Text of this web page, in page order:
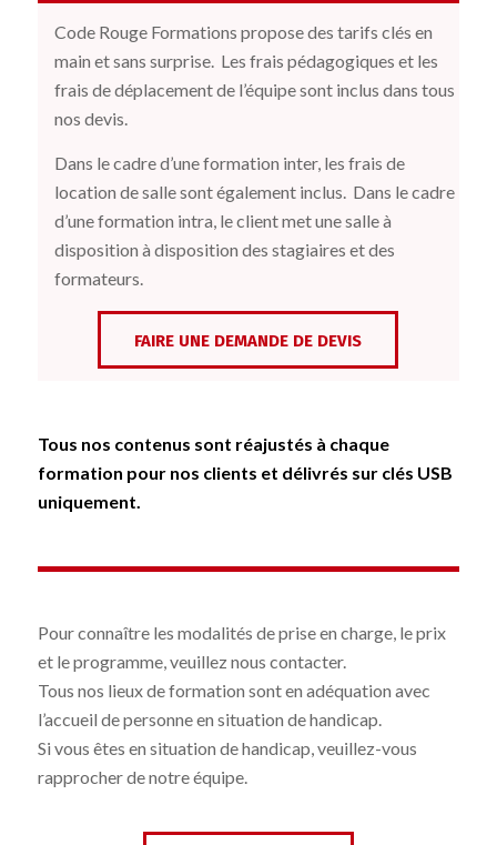
Code Rouge Formations propose des tarifs clés en
main et sans surprise. Les frais pédagogiques et les
frais de déplacement de l’équipe sont inclus dans tous
nos devis.
Dans le cadre d’une formation inter, les frais de
location de salle sont également inclus. Dans le cadre
d’une formation intra, le client met une salle à
disposition à disposition des stagiaires et des
formateurs.
FAIRE UNE DEMANDE DE DEVIS
Tous nos contenus sont réajustés à chaque
formation pour nos clients et délivrés sur clés USB
uniquement.
Pour connaître les modalités de prise en charge, le prix
et le programme, veuillez nous contacter.
Tous nos lieux de formation sont en adéquation avec
l’accueil de personne en situation de handicap.
Si vous êtes en situation de handicap, veuillez-vous
rapprocher de notre équipe.